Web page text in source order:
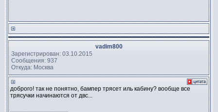
vadim800
Зарегистрирован: 03.10.2015
Сообщения: 937
Откуда: Москва
доброго! так не понятно, бампер трясет иль кабину? вообще все
трясучки начинаются от двс...